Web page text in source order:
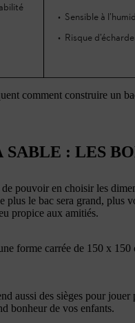
Sensible à
Risque
comment construire un
: LES
de pouvoir en choisir les
le bac sera grand, plus
propice aux amitiés.
forme carrée de 150 x
aussi des sièges pour
bonheur de vos enfants.